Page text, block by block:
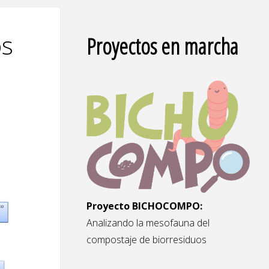
Proyectos en marcha
Proyecto BICHOCOMPO:
Analizando la mesofauna del
compostaje de biorresiduos